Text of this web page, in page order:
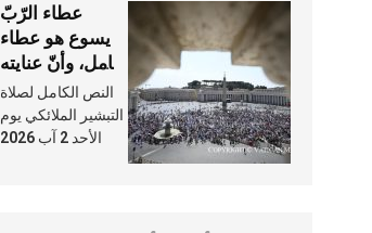
عطاء الرّبّ
يسوع هو عطاء
شامل، وأنّ عنايته
بنا لا تغيب عنّا
أبدًا
النص الكامل لصلاة
التبشير الملائكي يوم
الأحد 2 آب 2026